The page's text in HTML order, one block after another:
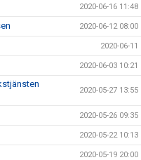
2020-06-16 11:48
2020-06-12 08:00
2020-06-11
2020-06-03 10:21
2020-05-27 13:55
2020-05-26 09:35
2020-05-22 10:13
2020-05-19 20:00